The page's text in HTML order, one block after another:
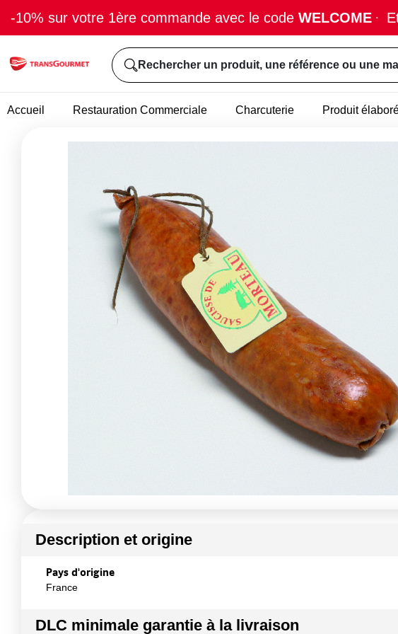
-10% sur votre 1ère commande avec le code WELCOME ·
Rechercher un produit, une référence ou une
Accueil Restauration Commerciale Charcuterie Produit
Description et origine
Pays d'origine
France
DLC minimale garantie à la livraison